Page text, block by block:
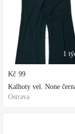
1
Kč 99
Kalhoty vel. None
Ostrava